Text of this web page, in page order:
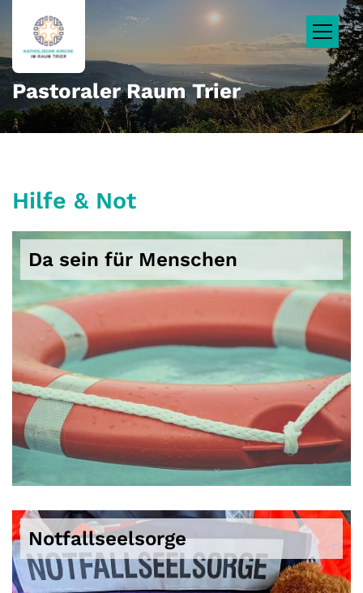
Pastoraler Raum Trier
Hilfe & Not
Da sein für Menschen
Notfallseelsorge